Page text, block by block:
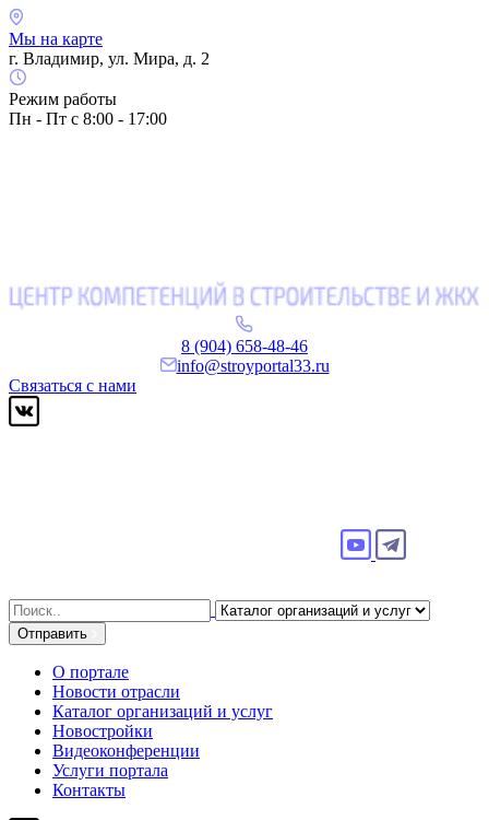
Мы на карте
г. Владимир, ул. Мира, д. 2
Режим работы
Пн - Пт с 8:00 - 17:00
8 (904) 658-48-46
info@stroyportal33.ru
Связаться с нами
Search
for:
Отправить
О портале
Новости отрасли
Каталог организаций и услуг
Новостройки
Видеоконференции
Услуги портала
Контакты